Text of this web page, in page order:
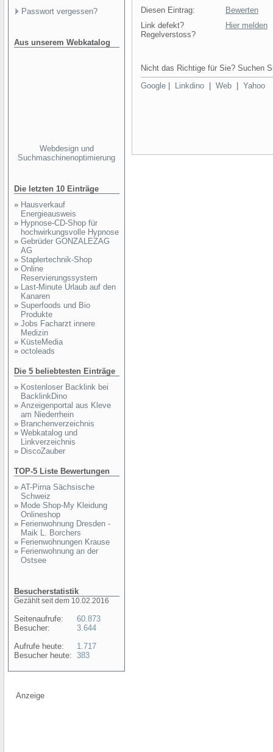
Passwort vergessen?
Aus unserem Webkatalog
Webdesign und
Suchmaschinenoptimierung
Die letzten 10 Einträge
» Hausverkauf
Energieausweis
» Hypnose-CD-Shop für
hochwirkungsvolle Hypnose
» Gebrüder GONZALEZAG
AG
» Staplertechnik-Shop
» Online
Reservierungssystem
» Last-Minute Urlaub auf den
Kanaren
» Superfoods und Bio
Produkte
» Jobs Facharzt innere
Medizin
» KüsteMedia
» octoleads
Die 5 beliebtesten Einträge
» Kostenloser Backlink bei
BacklinkDino
» Anzeigenportal aus Kleve
am Niederrhein
» Branchenverzeichnis
» Webkatalog und
Linkverzeichnis
» DiscoZauber
TOP-5 Liste Bewertungen
» AT-Pirna Sächsische
Schweiz
» Mode Shop-My Kleidung
Onlineshop
» Ferienwohnung Dresden -
Maik L. Borchers
» Ferienwohnungen Krause
» Ferienwohnung an der
Ostsee
Besucherstatistik
Gezählt seit dem 10.02.2016
Seitenaufrufe:
Besucher:
Aufrufe heute:
Besucher heute:
60.873
3.644
1.717
383
Diesen Eintrag:
Bewerten
Link defekt?
Regelverstoss?
Hier melden
Nicht das Richtige für Sie? Suchen
Google
Linkdino Web Yahoo
Anzeige